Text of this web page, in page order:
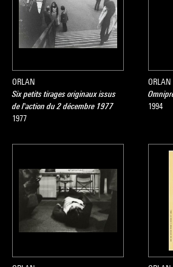
ORLAN
Six petits tirages originaux issus
de l'action du 2 décembre 1977
1977
ORLAN
1994